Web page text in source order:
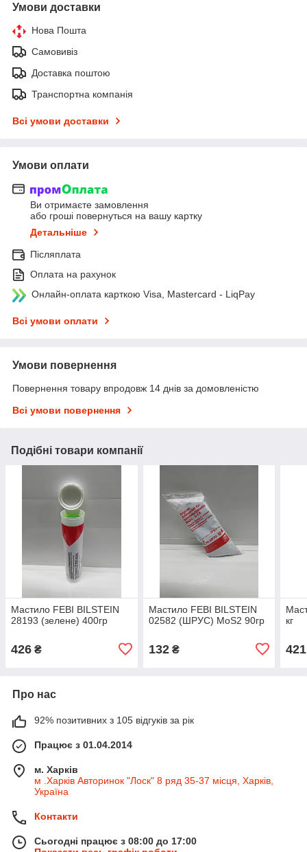
Умови доставки
Нова Пошта
Самовивіз
Доставка поштою
Транспортна компанія
Всі умови доставки
Умови оплати
Ви отримаєте замовлення
або гроші повернуться на вашу картку
Детальніше
Післяплата
Оплата на рахунок
Онлайн-оплата карткою Visa, Mastercard - LiqPay
Всі умови оплати
Умови повернення
Повернення товару впродовж 14 днів за домовленістю
Всі умови повернення
Подібні товари компанії
Мастило FEBI BILSTEIN
28193 (зелене) 400гр
426 ₴
Мастило FEBI BILSTEIN
02582 (ШРУС) MoS2 90гр
132₴
кг
421
Про нас
92% позитивних з 105 відгуків за рік
Працює з 01.04.2014
м. Харків
м .Харків Авторинок "Лоск" 8 ряд 35-37 місця, Харків,
Україна
Контакти
Сьогодні працює з 08:00 до 17:00